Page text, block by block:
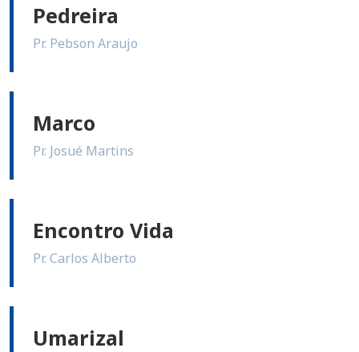
Pedreira
Pr. Pebson Araujo
Marco
Pr. Josué Martins
Encontro Vida
Pr. Carlos Alberto
Umarizal